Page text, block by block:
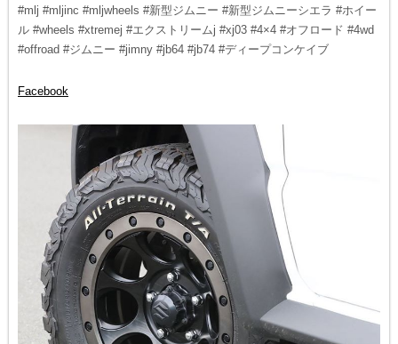
#mlj #mljinc #mljwheels #新型ジムニー #新型ジムニーシエラ #ホイー
ル #wheels #xtremej #エクストリームj #xj03 #4×4 #オフロード #4wd
#offroad #ジムニー #jimny #jb64 #jb74 #ディープコンケイブ
Facebook